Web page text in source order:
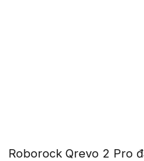
Roborock Qrevo 2 Pro